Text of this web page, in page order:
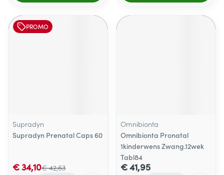
PROMO
Supradyn
Supradyn Prenatal Caps 60
€ 42,63
€ 34,10
Omnibionta
Omnibionta Pronatal
1kinderwens Zwang.12wek
Tabl84
€ 41,95